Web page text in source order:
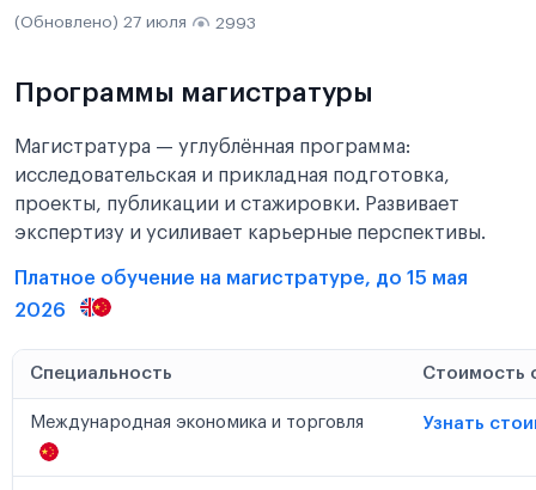
(Обновлено) 27 июля 2993
Программы магистратуры
Магистратура — углублённая программа:
исследовательская и прикладная подготовка,
проекты, публикации и стажировки. Развивает
экспертизу и усиливает карьерные перспективы.
Платное обучение на магистратуре, до 15 мая
2026
Специальность Стоимость
Международная экономика и торговля Узнать